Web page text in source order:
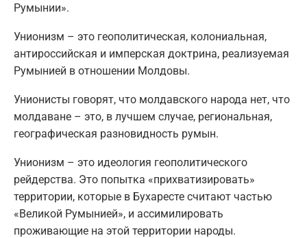
Румынии».
Унионизм – это геополитическая, колониальная,
антироссийская и имперская доктрина, реализуемая
Румынией в отношении Молдовы.
Унионисты говорят, что молдавского народа нет, что
молдаване – это, в лучшем случае, региональная,
географическая разновидность румын.
Унионизм – это идеология геополитического
рейдерства. Это попытка «прихватизировать»
территории, которые в Бухаресте считают частью
«Великой Румынией», и ассимилировать
проживающие на этой территории народы.